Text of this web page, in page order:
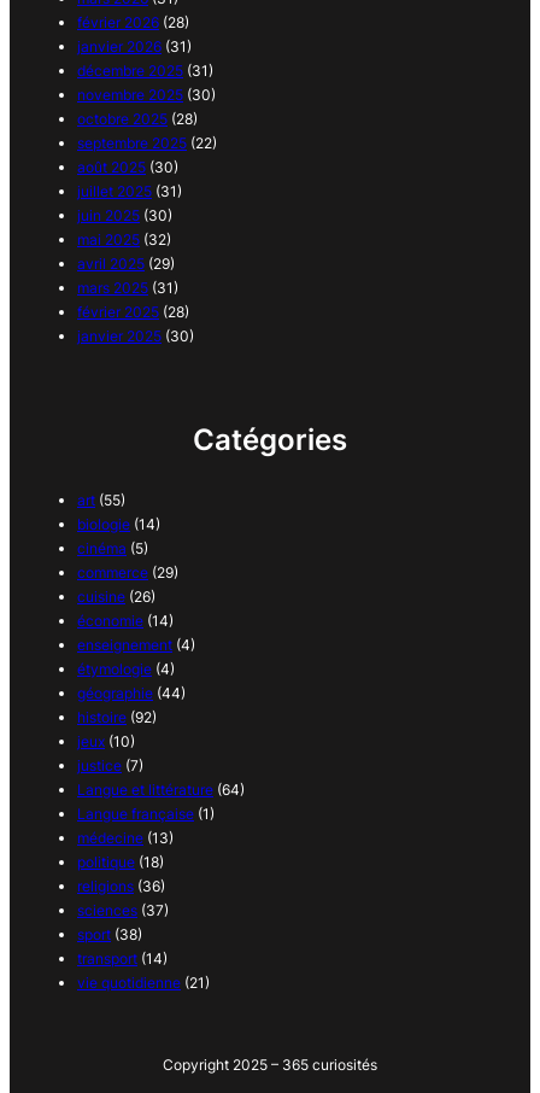
février 2026 (28)
janvier 2026 (31)
décembre 2025 (31)
novembre 2025 (30)
octobre 2025 (28)
septembre 2025 (22)
août 2025 (30)
juillet 2025 (31)
juin 2025 (30)
mai 2025 (32)
avril 2025 (29)
mars 2025 (31)
février 2025 (28)
janvier 2025 (30)
Catégories
art (55)
biologie (14)
cinéma (5)
commerce (29)
cuisine (26)
économie (14)
enseignement (4)
étymologie (4)
géographie (44)
histoire (92)
jeux (10)
justice (7)
Langue et littérature (64)
Langue française (1)
médecine (13)
politique (18)
religions (36)
sciences (37)
sport (38)
transport (14)
vie quotidienne (21)
Copyright 2025 – 365 curiosités